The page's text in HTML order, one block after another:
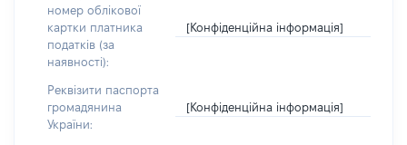
номер облікової
картки платника
податків (за
наявності):
[Конфіденційна інформація]
Реквізити паспорта
громадянина
України:
[Конфіденційна інформація]